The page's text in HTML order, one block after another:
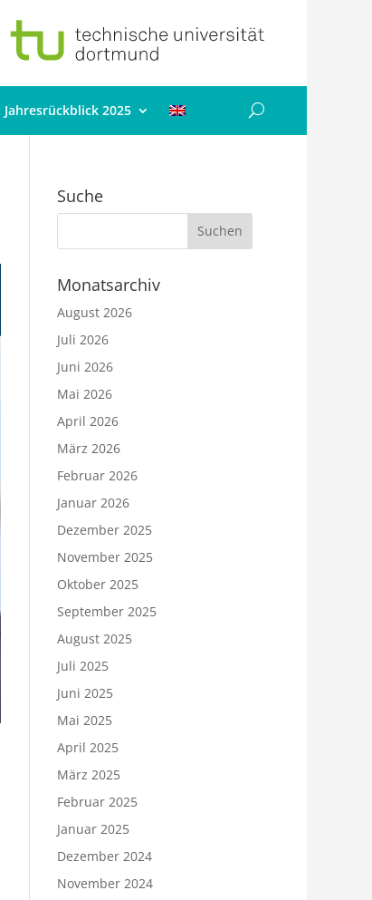
Jahresrückblick 2025
Suche
Monatsarchiv
August 2026
Juli 2026
Juni 2026
Mai 2026
April 2026
März 2026
Februar 2026
Januar 2026
Dezember 2025
November 2025
Oktober 2025
September 2025
August 2025
Juli 2025
Juni 2025
Mai 2025
April 2025
März 2025
Februar 2025
Januar 2025
Dezember 2024
November 2024